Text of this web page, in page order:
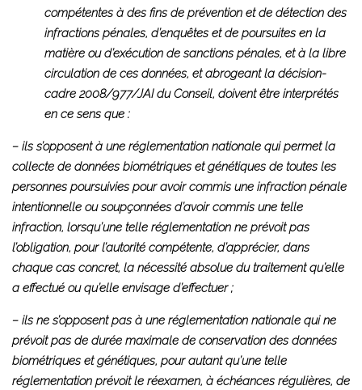
compétentes à des fins de prévention et de détection des
infractions pénales, d’enquêtes et de poursuites en la
matière ou d’exécution de sanctions pénales, et à la libre
circulation de ces données, et abrogeant la décision-
cadre 2008/977/JAI du Conseil, doivent être interprétés
en ce sens que :
– ils s’opposent à une réglementation nationale qui permet la
collecte de données biométriques et génétiques de toutes les
personnes poursuivies pour avoir commis une infraction pénale
intentionnelle ou soupçonnées d’avoir commis une telle
infraction, lorsqu’une telle réglementation ne prévoit pas
l’obligation, pour l’autorité compétente, d’apprécier, dans
chaque cas concret, la nécessité absolue du traitement qu’elle
a effectué ou qu’elle envisage d’effectuer ;
– ils ne s’opposent pas à une réglementation nationale qui ne
prévoit pas de durée maximale de conservation des données
biométriques et génétiques, pour autant qu’une telle
réglementation prévoit le réexamen, à échéances régulières, de